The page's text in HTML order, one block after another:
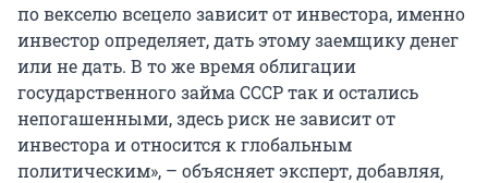
по векселю всецело зависит от инвестора, именно
инвестор определяет, дать этому заемщику денег
или не дать. В то же время облигации
государственного займа СССР так и остались
непогашенными, здесь риск не зависит от
инвестора и относится к глобальным
политическим», – объясняет эксперт, добавляя,